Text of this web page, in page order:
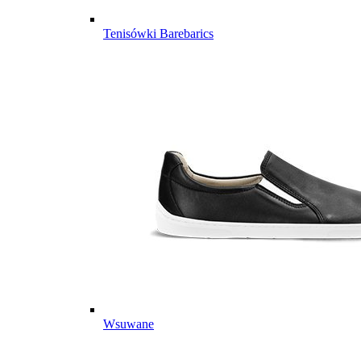
Tenisówki Barebarics
Wsuwane